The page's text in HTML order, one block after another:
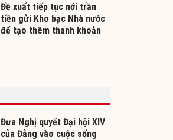
Đề xuất tiếp tục nới trần
tiền gửi Kho bạc Nhà nước
để tạo thêm thanh khoản
Đưa Nghị quyết Đại hội XIV
của Đảng vào cuộc sống